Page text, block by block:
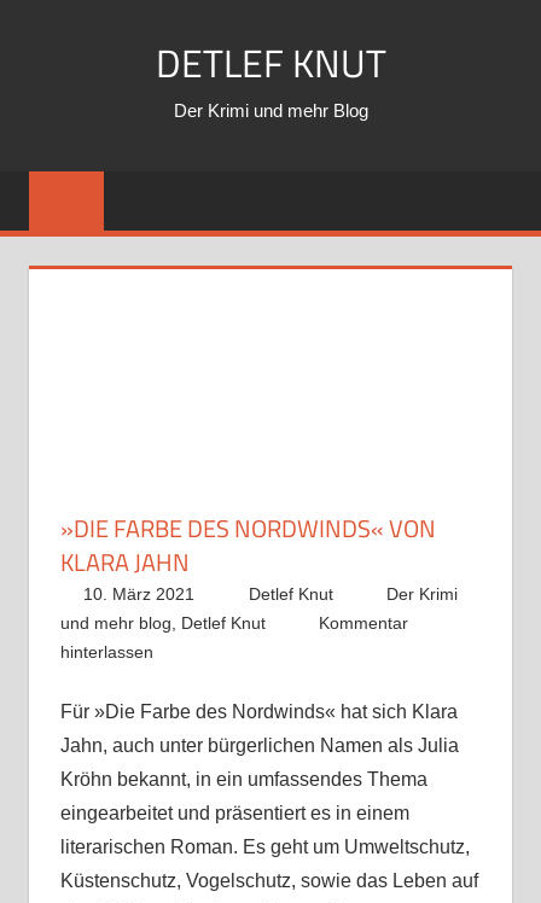
DETLEF KNUT
Der Krimi und mehr Blog
»DIE FARBE DES NORDWINDS« VON
KLARA JAHN
10. März 2021 Detlef Knut
Der Krimi
und mehr blog, Detlef Knut
Kommentar
hinterlassen
Für »Die Farbe des Nordwinds« hat sich Klara
Jahn, auch unter bürgerlichen Namen als Julia
Kröhn bekannt, in ein umfassendes Thema
eingearbeitet und präsentiert es in einem
literarischen Roman. Es geht um Umweltschutz,
Küstenschutz, Vogelschutz, sowie das Leben auf